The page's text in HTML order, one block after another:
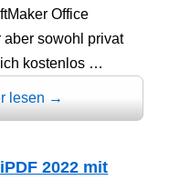
Office
aber sowohl privat
kostenlos …
lesen →
2022 mit